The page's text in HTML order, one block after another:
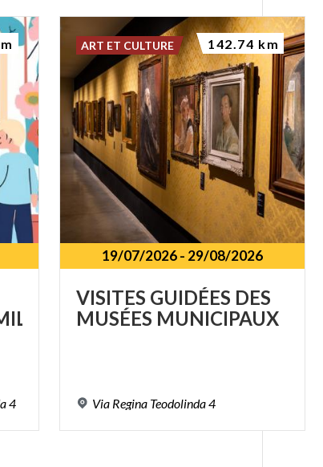
4
19/07/2026- 29/08/2026
VISITES GUIDÉES DES
MUSÉES MUNICIPAUX
Via Regina Teodolinda4
ART ET CULTURE 142.74 km